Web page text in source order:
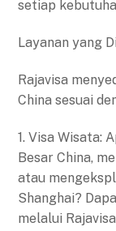
setiap
Layanan yang
Rajavisa
China sesuai
1. Visa Wisata:
Besar China,
atau
Shanghai?
melalui Rajavisa